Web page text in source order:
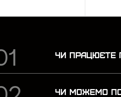
ЧИ ПРАЦЮЄТЕ
ЧИ МОЖЕМО